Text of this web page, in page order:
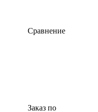
Сравнение
Заказ по